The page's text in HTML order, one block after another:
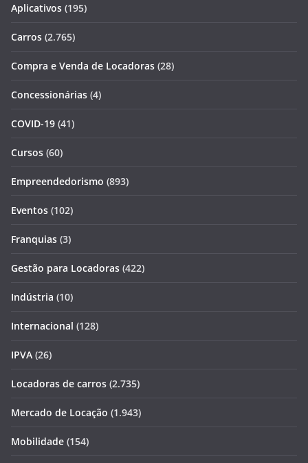
Aplicativos (195)
Carros (2.765)
Compra e Venda de Locadoras (28)
Concessionárias (4)
COVID-19 (41)
Cursos (60)
Empreendedorismo (893)
Eventos (102)
Franquias (3)
Gestão para Locadoras (422)
Indústria (10)
Internacional (128)
IPVA (26)
Locadoras de carros (2.735)
Mercado de Locação (1.943)
Mobilidade (154)